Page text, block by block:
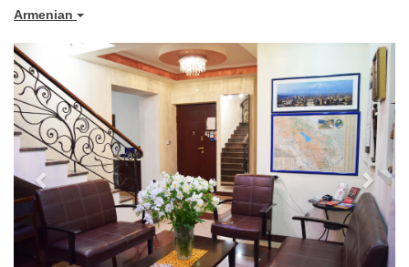
Armenian
Previous Next